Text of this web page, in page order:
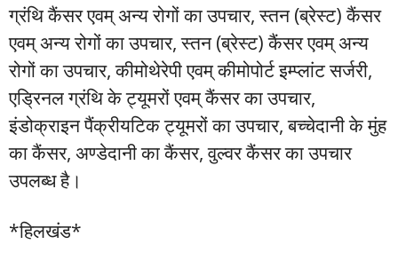
ग्रंथि कैंसर एवम् अन्य रोगों का उपचार, स्तन (ब्रेस्ट) कैंसर
एवम् अन्य रोगों का उपचार, स्तन (ब्रेस्ट) कैंसर एवम् अन्य
रोगों का उपचार, कीमोथेरेपी एवम् कीमोपोर्ट इम्प्लांट सर्जरी,
एड्रिनल ग्रंथि के ट्यूमरों एवम् कैंसर का उपचार,
इंडोक्राइन पैंक्रीयटिक ट्यूमरों का उपचार, बच्चेदानी के मुंह
का कैंसर, अण्डेदानी का कैंसर, वुल्वर कैंसर का उपचार
उपलब्ध है।
*हिलखंड*